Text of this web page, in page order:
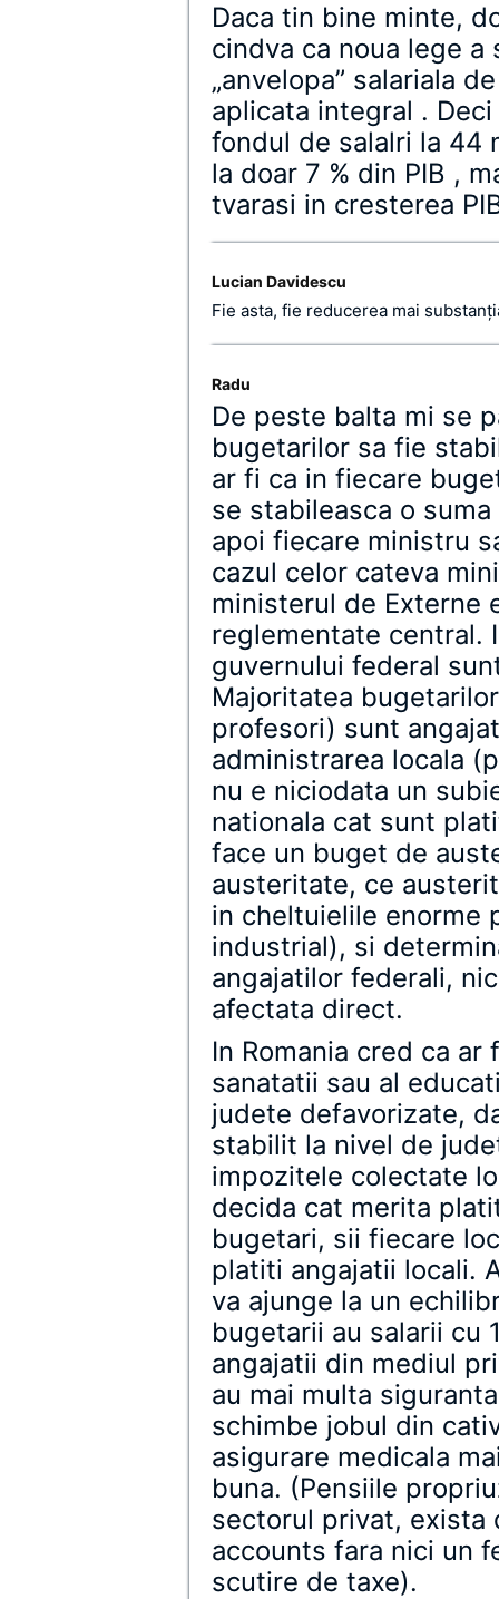
Daca tin bine minte,
cindva ca noua lege a
„anvelopa” salariala
aplicata integral .
fondul de salalri la 44
la doar 7 % din PIB ,
tvarasi in cresterea
Lucian Davidescu
Fie asta, fie reducerea mai
Radu
De peste balta mi se
bugetarilor sa fie
ar fi ca in fiecare
se stabileasca o
apoi fiecare ministru
cazul celor cateva
ministerul de Externe
reglementate central.
guvernului federal
Majoritatea
profesori) sunt
administrarea locala
nu e niciodata un
nationala cat sunt
face un buget de
austeritate, ce
in cheltuielile enorme
industrial), si
angajatilor federali,
afectata direct.
In Romania cred ca
sanatatii sau al
judete defavorizate,
stabilit la nivel de
impozitele colectate
decida cat merita
bugetari, sii fiecare
platiti angajatii locali.
va ajunge la un
bugetarii au salarii cu
angajatii din mediul
au mai multa
schimbe jobul din
asigurare medicala
buna. (Pensiile
sectorul privat, exista
accounts fara nici un
scutire de taxe).